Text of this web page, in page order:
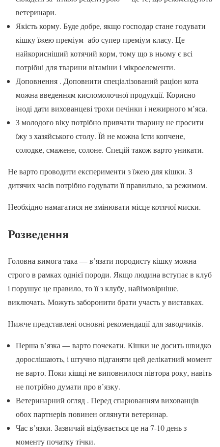
ветеринари.
Якість корму. Буде добре, якщо господар стане годувати
кішку їжею преміум- або супер-преміум-класу. Це
найкорисніший котячий корм, тому що в ньому є всі
потрібні для тварини вітаміни і мікроелементи.
Доповнення . Доповнити спеціалізований раціон кота
можна введенням кисломолочної продукції. Корисно
іноді дати вихованцеві трохи печінки і нежирного м’яса.
З молодого віку потрібно привчати тварину не просити
їжу з хазяйського столу. Їй не можна їсти копчене,
солодке, смажене, солоне. Спецій також варто уникати.
Не варто проводити експерименти з їжею для кішки. З
дитячих часів потрібно годувати її правильно, за режимом.
Необхідно намагатися не змінювати місце котячої миски.
Розведення
Головна вимога така — в’язати породисту кішку можна
строго в рамках однієї породи. Якщо людина вступає в клуб
і порушує це правило, то її з клубу, найімовірніше,
виключать. Можуть заборонити брати участь у виставках.
Нижче представлені основні рекомендації для заводчиків.
Перша в’язка — варто почекати. Кішки не досить швидко
дорослішають, і штучно підганяти цей делікатний момент
не варто. Поки кішці не виповнилося півтора року, навіть
не потрібно думати про в’язку.
Ветеринарний огляд . Перед спарюванням вихованців
обох партнерів повинен оглянути ветеринар.
Час в’язки. Зазвичай відбувається це на 7-10 день з
моменту початку тічки.